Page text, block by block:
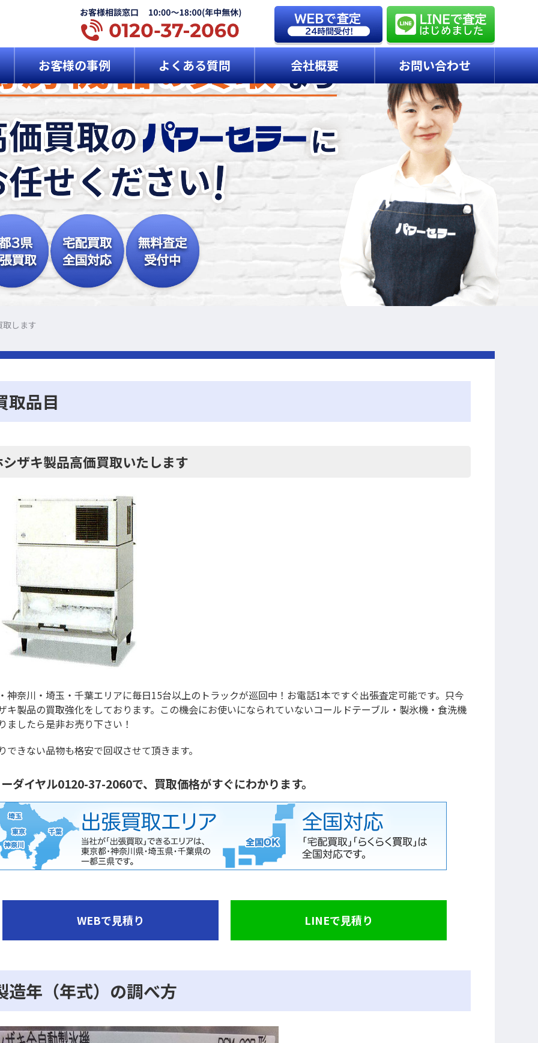
お客様の事例 よくある質問 会社概要 お問い合わせ
取します
取品目
シザキ製品高価買取いたします
神奈川・埼玉・千葉エリアに毎日15台以上のトラックが巡回中！お電話1本ですぐ出張査定可能です。只今
キ製品の買取強化をしております。この機会にお使いになられていないコールドテーブル・製氷機・食洗機
ましたら是非お売り下さい！
できない品物も格安で回収させて頂きます。
ダイヤル0120-37-2060で、買取価格がすぐにわかります。
WEBで見積り LINEで見積り
造年（年式）の調べ方